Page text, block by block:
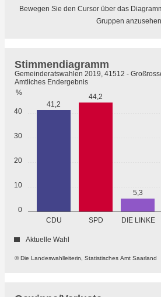
Bewegen Sie den Cursor über das
Gruppen
0
10
20
30
40
%
CDU SPD DIE LINKE
41,2
44,2
5,3
© Die Landeswahlleiterin, Statistisches Amt Saarland
Stimmendiagramm
Gemeinderatswahlen 2019, 41512 -
Amtliches Endergebnis
Aktuelle Wahl